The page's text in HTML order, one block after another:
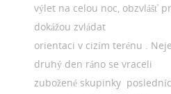
výlet na celou noc, obzvlášť
dokážou zvládat
orientaci v cizím terénu .
druhý den ráno se vraceli
zubožené skupinky